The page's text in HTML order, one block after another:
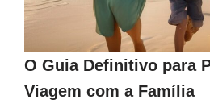
O Guia Definitivo para
Viagem com a Família